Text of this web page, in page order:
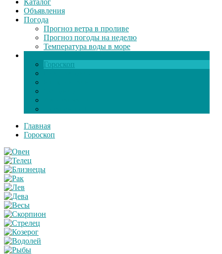
Каталог
Объявления
Погода
Прогноз ветра в проливе
Прогноз погоды на неделю
Температура воды в море
Гороскоп
Главная
Гороскоп